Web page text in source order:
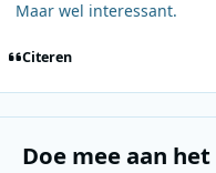
Maar wel interessant.
Citeren
Doe mee aan